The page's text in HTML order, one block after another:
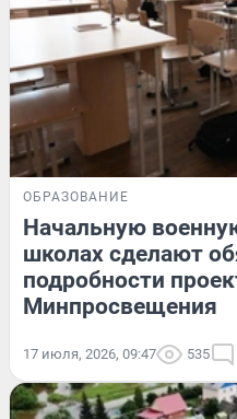
ОБРАЗОВАНИЕ
Начальную
школах сделают
подробности
Минпросвещения
17 июля, 2026, 09:47 535